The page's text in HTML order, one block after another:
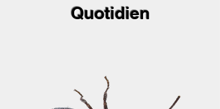
Quotidien